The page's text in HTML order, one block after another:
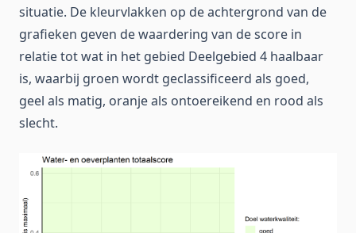
situatie. De kleurvlakken op de achtergrond van de
grafieken geven de waardering van de score in
relatie tot wat in het gebied Deelgebied 4 haalbaar
is, waarbij groen wordt geclassificeerd als goed,
geel als matig, oranje als ontoereikend en rood als
slecht.